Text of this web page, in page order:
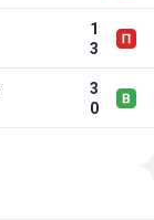
1
3
3
0